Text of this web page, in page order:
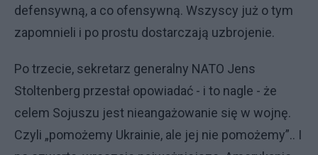
defensywną, a co ofensywną. Wszyscy już o tym
zapomnieli i po prostu dostarczają uzbrojenie.
Po trzecie, sekretarz generalny NATO Jens
Stoltenberg przestał opowiadać - i to nagle - że
celem Sojuszu jest nieangażowanie się w wojnę.
Czyli „pomożemy Ukrainie, ale jej nie pomożemy”.. I